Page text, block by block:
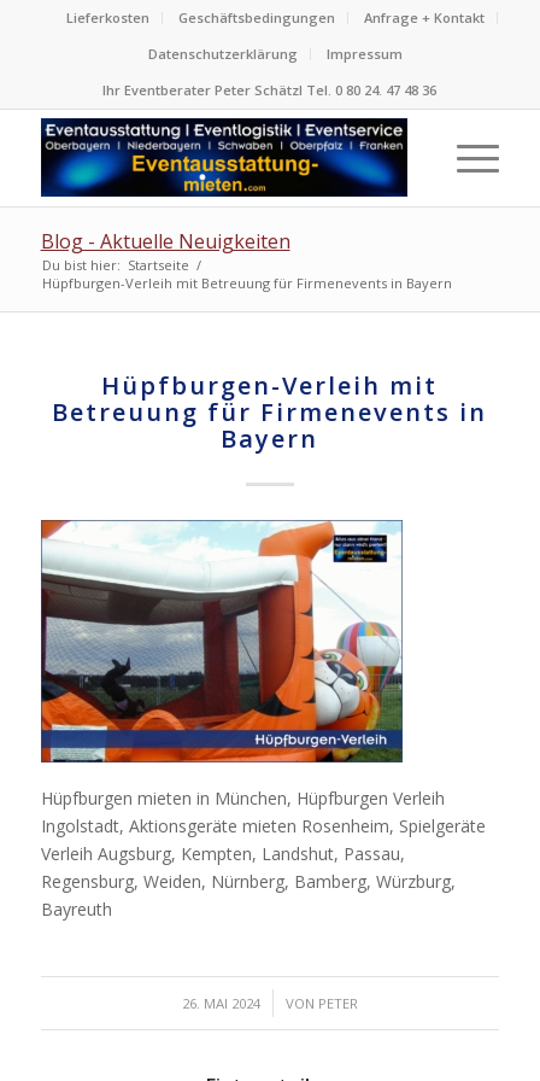
Lieferkosten Geschäftsbedingungen
Anfrage + Kontakt
Datenschutzerklärung
Impressum
Ihr Eventberater Peter Schätzl Tel. 0 80 24. 47 48 36
Blog - Aktuelle Neuigkeiten
Du bist hier: Startseite /
Hüpfburgen-Verleih mit Betreuung für Firmenevents in Bayern
Hüpfburgen-Verleih mit
Betreuung für Firmenevents in
Bayern
Hüpfburgen mieten in München, Hüpfburgen Verleih
Ingolstadt, Aktionsgeräte mieten Rosenheim, Spielgeräte
Verleih Augsburg, Kempten, Landshut, Passau,
Regensburg, Weiden, Nürnberg, Bamberg, Würzburg,
Bayreuth
26. MAI 2024
/ VON PETER